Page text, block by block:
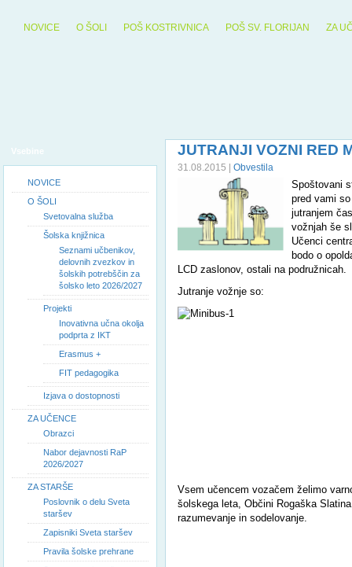
NOVICE O ŠOLI POŠ KOSTRIVNICA POŠ SV. FLORIJAN ZA
Vsebine
NOVICE
O ŠOLI
Svetovalna služba
Šolska knjižnica
Seznami učbenikov,
delovnih zvezkov in
šolskih potrebščin za
šolsko leto 2026/2027
Projekti
Inovativna učna okolja
podprta z IKT
Erasmus +
FIT pedagogika
Izjava o dostopnosti
ZA UČENCE
Obrazci
Nabor dejavnosti RaP
2026/2027
ZA STARŠE
Poslovnik o delu Sveta
staršev
Zapisniki Sveta staršev
Pravila šolske prehrane
JUTRANJI VOZNI RED
31.08.2015 | Obvestila
Spoštovani
pred vami
jutranjem
vožnjah še
Učenci
bodo o
LCD zaslonov, ostali na podružnicah.
Jutranje vožnje so:
Vsem učencem vozačem želimo
šolskega leta, Občini Rogaška
razumevanje in sodelovanje.